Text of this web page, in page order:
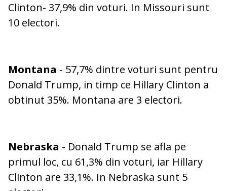
Clinton- 37,9% din voturi. In Missouri sunt
10 electori.
Montana - 57,7% dintre voturi sunt pentru
Donald Trump, in timp ce Hillary Clinton a
obtinut 35%. Montana are 3 electori.
Nebraska - Donald Trump se afla pe
primul loc, cu 61,3% din voturi, iar Hillary
Clinton are 33,1%. In Nebraska sunt 5